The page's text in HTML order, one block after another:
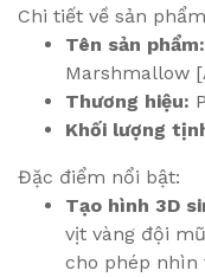
Chi tiết về sản
Tên sản phẩm:
Marshmallow
Thương hiệu:
Khối lượng
Đặc điểm nổi bật:
Tạo hình 3D
vịt vàng đội
cho phép nhìn